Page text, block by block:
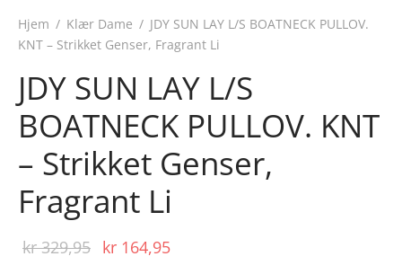
Hjem / Klær Dame / JDY SUN LAY L/S BOATNECK PULLOV.
KNT – Strikket Genser, Fragrant Li
JDY SUN LAY L/S
BOATNECK PULLOV. KNT
– Strikket Genser,
Fragrant Li
kr329,95 Opprinnelig
kr 164,95